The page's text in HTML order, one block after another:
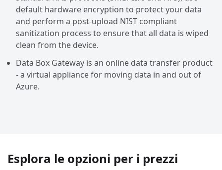
default hardware encryption to protect your data
and perform a post-upload NIST compliant
sanitization process to ensure that all data is wiped
clean from the device.
Data Box Gateway is an online data transfer product
- a virtual appliance for moving data in and out of
Azure.
Esplora le opzioni per i prezzi